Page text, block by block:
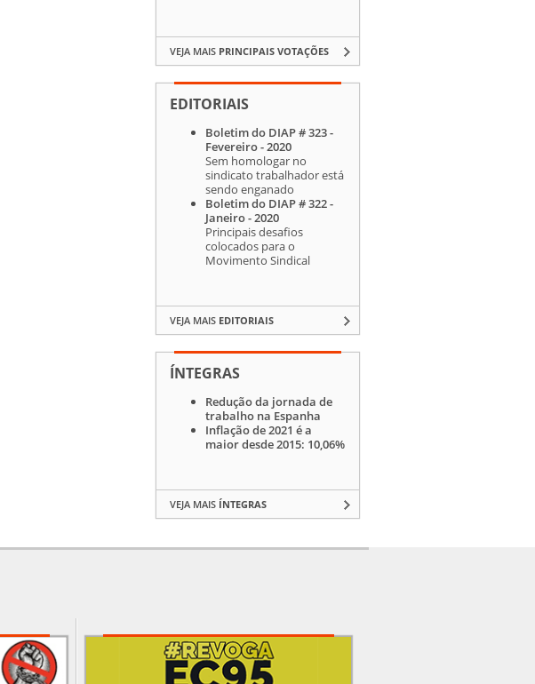
VEJA MAIS PRINCIPAIS VOTAÇÕES
EDITORIAIS
Boletim do DIAP # 323 -
Fevereiro - 2020
Sem homologar no
sindicato trabalhador está
sendo enganado
Boletim do DIAP # 322 -
Janeiro - 2020
Principais desafios
colocados para o
Movimento Sindical
VEJA MAIS EDITORIAIS
ÍNTEGRAS
Redução da jornada de
trabalho na Espanha
Inflação de 2021 é a
maior desde 2015: 10,06%
VEJA MAIS ÍNTEGRAS